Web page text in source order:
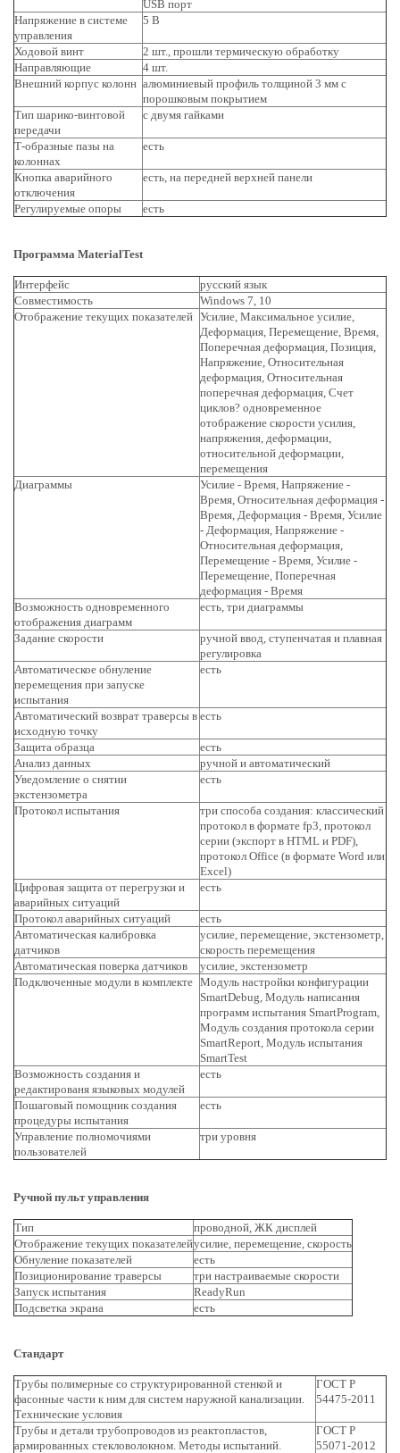
USB порт
Напряжение в системе
управления
5 В
Ходовой винт
2 шт., прошли термическую обработку
Направляющие
4 шт.
Внешний корпус колонн алюминиевый профиль толщиной 3 мм с
порошковым покрытием
Тип шарико-винтовой
передачи
с двумя гайками
Т-образные пазы на
колоннах
есть
Кнопка аварийного
отключения
есть, на передней верхней панели
Регулируемые опоры есть
Программа MaterialTest
Интерфейс
русский язык
Совместимость
Windows 7, 10
Отображение текущих показателей Усилие, Максимальное усилие,
Деформация, Перемещение, Время,
Поперечная деформация, Позиция,
Напряжение, Относительная
деформация, Относительная
поперечная деформация, Счет
циклов? одновременное
отображение скорости усилия,
напряжения, деформации,
относительной деформации,
перемещения
Диаграммы
Усилие - Время, Напряжение -
Время, Относительная деформация -
Время, Деформация - Время, Усилие
- Деформация, Напряжение -
Относительная деформация,
Перемещение - Время, Усилие -
Перемещение, Поперечная
деформация - Время
Возможность одновременного
отображения диаграмм
есть, три диаграммы
Задание скорости
ручной ввод, ступенчатая и плавная
регулировка
Автоматическое обнуление
перемещения при запуске
испытания
есть
Автоматический возврат траверсы в
исходную точку
есть
Защита образца
есть
Анализ данных
ручной и автоматический
Уведомление о снятии
экстензометра
есть
Протокол испытания
три способа создания: классический
протокол в формате fp3, протокол
серии (экспорт в HTML и PDF),
протокол Office (в формате Word или
Excel)
Цифровая защита от перегрузки и
аварийных ситуаций
есть
Протокол аварийных ситуаций
есть
Автоматическая калибровка
датчиков
усилие, перемещение, экстензометр,
скорость перемещения
Автоматическая поверка датчиков
усилие, экстензометр
Подключенные модули в комплекте Модуль настройки конфигурации
SmartDebug, Модуль написания
программ испытания SmartProgram,
Модуль создания протокола серии
SmartReport, Модуль испытания
SmartTest
Возможность создания и
редактированя языковых модулей
есть
Пошаговый помощник создания
процедуры испытания
есть
Управление полномочиями
пользователей
три уровня
Ручной пульт управления
Тип
проводной, ЖК дисплей
Отображение текущих показателейусилие, перемещение, скорость
Обнуление показателей
есть
Позиционирование траверсы
три настраиваемые скорости
Запуск испытания
ReadyRun
Подсветка экрана
есть
Стандарт
Трубы полимерные со структурированной стенкой и
фасонные части к ним для систем наружной канализации.
Технические условия
ГОСТ Р
54475-2011
Трубы и детали трубопроводов из реактопластов,
армированных стекловолокном. Методы испытаний.
ГОСТ Р
55071-2012